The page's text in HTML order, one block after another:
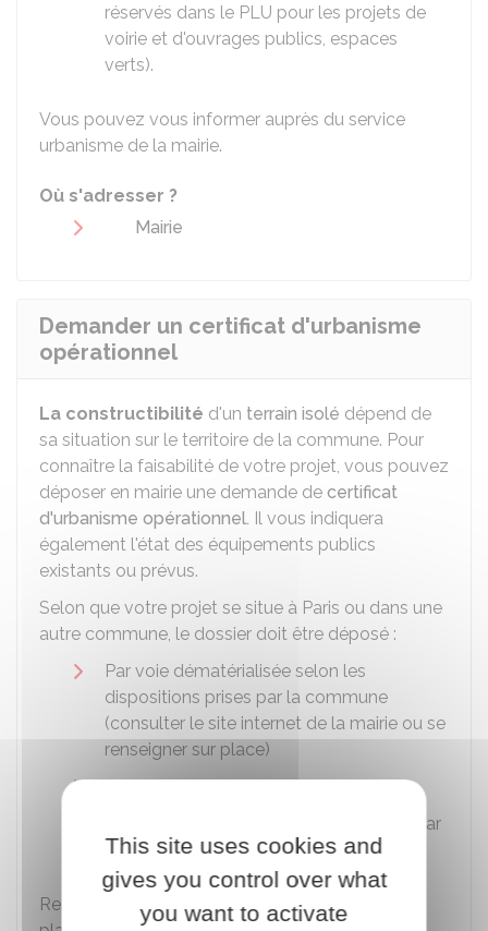
réservés dans le PLU pour les projets de
voirie et d'ouvrages publics, espaces
verts).
Vous pouvez vous informer auprès du service
urbanisme de la mairie.
Où s'adresser ?
Mairie
Demander un certificat d'urbanisme
opérationnel
La constructibilité d'un terrain isolé dépend de
sa situation sur le territoire de la commune. Pour
connaître la faisabilité de votre projet, vous pouvez
déposer en mairie une demande de certificat
d'urbanisme opérationnel. Il vous indiquera
également l'état des équipements publics
existants ou prévus.
Selon que votre projet se situe à Paris ou dans une
autre commune, le dossier doit être déposé :
Par voie dématérialisée selon les
dispositions prises par la commune
(consulter le site internet de la mairie ou se
renseigner sur place)
Par lettreRAR
En main propre contre récépissé signé par
la mairie.
Renseignez-vous sur le site de la mairie ou sur
This site uses cookies and
gives you control over what
you want to activate